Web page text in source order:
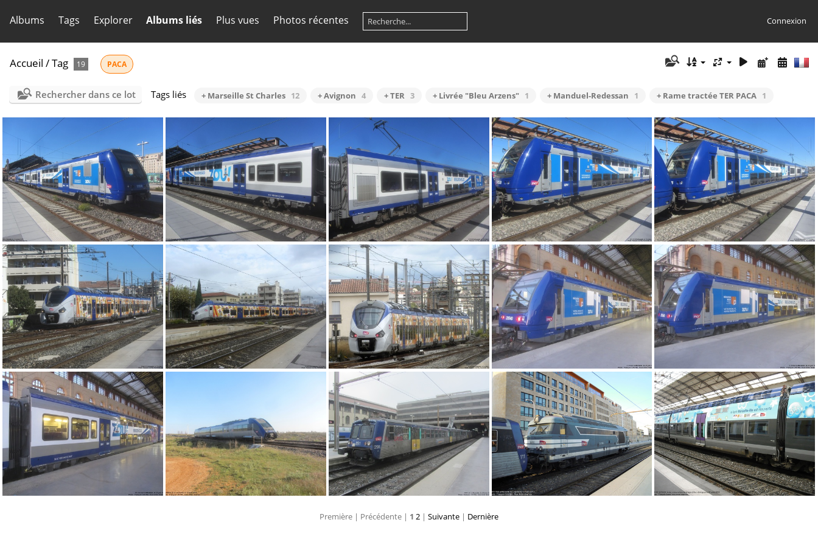
Albums Tags Explorer Albums liés Plus vues Photos récentes Connexion
Accueil /Tag 19 PACA
Rechercher dans ce lot Tags liés + Marseille St Charles 12 + Avignon 4 + TER 3 + Livrée "Bleu Arzens" 1 + Manduel-Redessan 1 + Rame tractée TER PACA 1
IMG 6335 IMG 6332 IMG 6330 IMG 6328 IMG 6327
IMG 6351 IMG 6247 IMG 6248 IMG 4677 IMG 4676
Première | Précédente | 1 2 | Suivante | Dernière